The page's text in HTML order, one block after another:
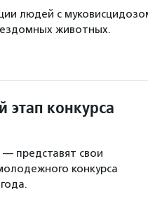
людей с
животных.
конкурса
представят свои
конкурса